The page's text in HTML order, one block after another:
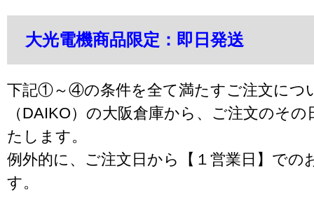
大光電機商品限定：即日発送
下記①～④の条件を全て満たすご注文につ
（DAIKO）の大阪倉庫から、ご注文のそ
たします。
例外的に、ご注文日から【１営業日】での
す。